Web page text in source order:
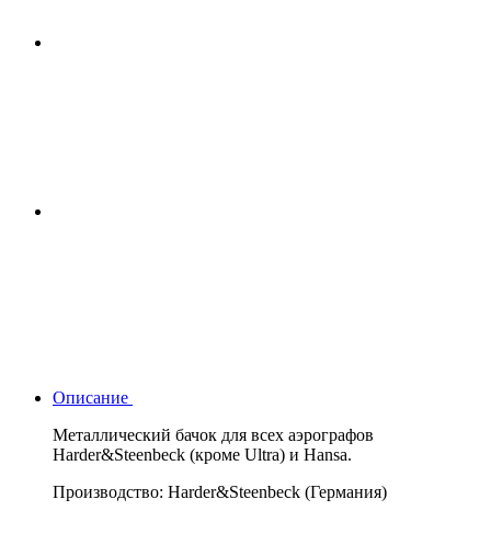
Описание
Металлический бачок для всех аэрографов
Harder&Steenbeck (кроме Ultra) и Hansa.
Производство: Harder&Steenbeck (Германия)